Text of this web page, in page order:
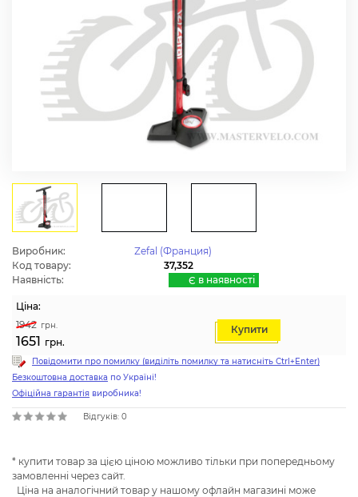
Виробник:
Zefal (Франция)
Код товару:
37,352
Наявність:
Є в наявності
Ціна:
1942 грн.
1651 грн.
Купити
Повідомити про помилку (виділіть помилку та натисніть Ctrl+Enter)
Безкоштовна доставка по Україні!
Офіційна гарантія виробника!
Відгуків: 0
* купити товар за цією ціною можливо тільки при попередньому
замовленні через сайт.
Ціна на аналогічний товар у нашому офлайн магазині може